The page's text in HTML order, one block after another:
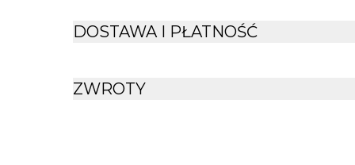
DOSTAWA I PŁATNOŚĆ
ZWROTY